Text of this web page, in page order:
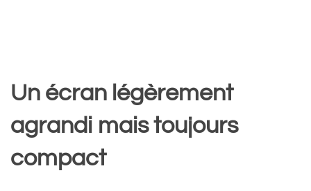
Un écran légèrement
agrandi mais toujours
compact